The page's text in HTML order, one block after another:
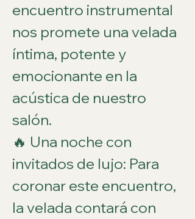
encuentro instrumental
nos promete una velada
íntima, potente y
emocionante en la
acústica de nuestro
salón.
🔥 Una noche con
invitados de lujo: Para
coronar este encuentro,
la velada contará con